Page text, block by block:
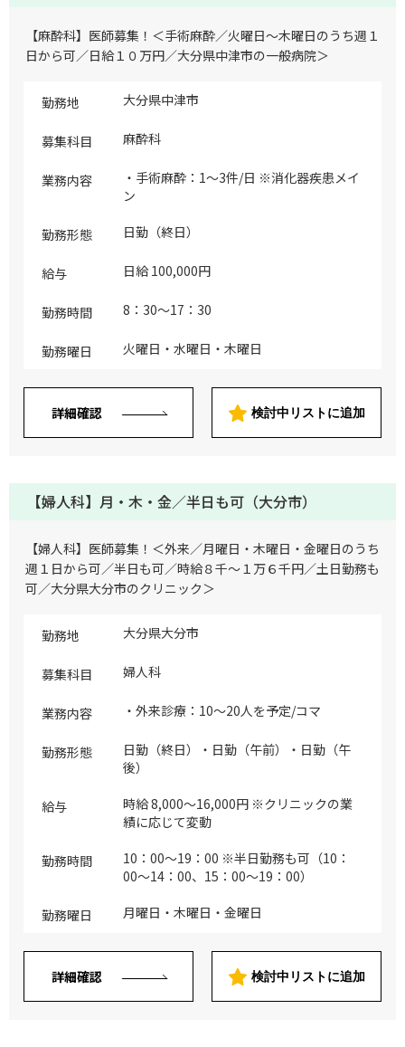
【麻酔科】医師募集！＜手術麻酔／火曜日～木曜日のうち週１
日から可／日給１０万円／大分県中津市の一般病院＞
勤務地 大分県中津市
募集科目 麻酔科
業務内容
・手術麻酔：1～3件/日 ※消化器疾患メイ
ン
勤務形態 日勤（終日）
給与 日給 100,000円
勤務時間 8：30～17：30
勤務曜日 火曜日・水曜日・木曜日
詳細確認 検討中リストに追加
【婦人科】月・木・金／半日も可（大分市）
【婦人科】医師募集！＜外来／月曜日・木曜日・金曜日のうち
週１日から可／半日も可／時給８千～１万６千円／土日勤務も
可／大分県大分市のクリニック＞
勤務地 大分県大分市
募集科目 婦人科
業務内容 ・外来診療：10～20人を予定/コマ
勤務形態
日勤（終日）・日勤（午前）・日勤（午
後）
給与
時給 8,000～16,000円 ※クリニックの業
績に応じて変動
勤務時間
10：00～19：00 ※半日勤務も可（10：
00～14：00、15：00～19：00）
勤務曜日 月曜日・木曜日・金曜日
詳細確認 検討中リストに追加